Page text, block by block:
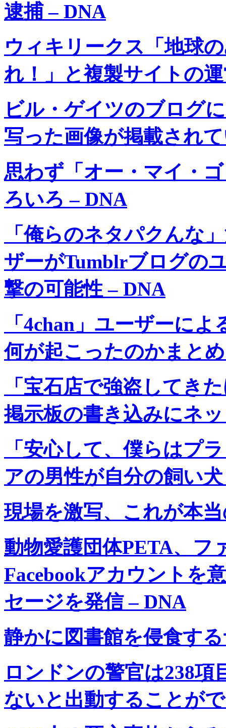
逮捕 – DNA
ウィキリークス「地球
れ！」と複製サイトの
ビル・ゲイツのブログ
写った画像が掲載され
思わず「オー・マイ・
ろいろ – DNA
「俺らのネタパクんな
ザーがTumblrブログの
撃の可能性 – DNA
「4chan」ユーザーに
何が起こったのかまと
「宝石店で強盗してき
掲示板の書き込みにネ
「安心して、僕らはプ
アの男性が自分の飼い
現場を激写、これが本
動物愛護団体PETA、フ
Facebookアカウントを
セージを発信 – DNA
静かに図書館を侵食す
ロンドンの警官は238
ないと出動することが